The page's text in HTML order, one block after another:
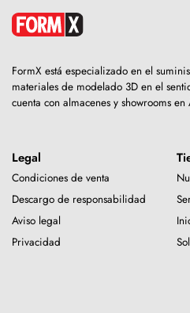
FormX está especializado en el
materiales de modelado 3D en el
cuenta con almacenes y showrooms
Legal
Condiciones de venta
Descargo de responsabilidad
Aviso legal
Privacidad